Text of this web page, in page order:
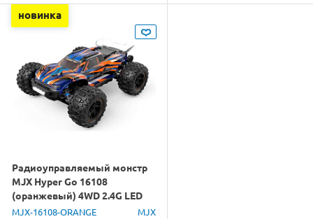
новинка
Радиоуправляемый монстр
MJX Hyper Go 16108
(оранжевый) 4WD 2.4G LED
1/16 RTR
MJX-16108-ORANGE MJX